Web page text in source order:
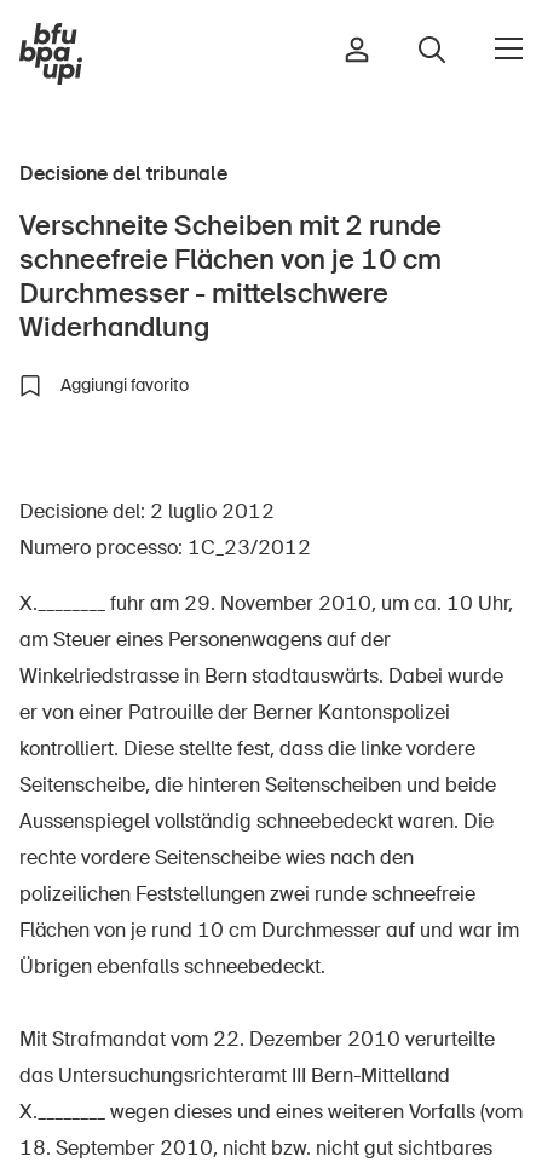
Sport e attività fisica
Edifici e impianti
UPI – chi siamo
Politica
Sinus Plus
Campagne
Corsi ed eventi
Approfondimenti giuridici
Decisione del tribunale
Verschneite Scheiben mit 2 runde
schneefreie Flächen von je 10 cm
Durchmesser - mittelschwere
Widerhandlung
Aggiungi favorito
Decisione del: 2 luglio 2012
Numero processo: 1C_23/2012
X.________ fuhr am 29. November 2010, um ca. 10 Uhr,
am Steuer eines Personenwagens auf der
Winkelriedstrasse in Bern stadtauswärts. Dabei wurde
er von einer Patrouille der Berner Kantonspolizei
kontrolliert. Diese stellte fest, dass die linke vordere
Seitenscheibe, die hinteren Seitenscheiben und beide
Aussenspiegel vollständig schneebedeckt waren. Die
rechte vordere Seitenscheibe wies nach den
polizeilichen Feststellungen zwei runde schneefreie
Flächen von je rund 10 cm Durchmesser auf und war im
Übrigen ebenfalls schneebedeckt.
Mit Strafmandat vom 22. Dezember 2010 verurteilte
das Untersuchungsrichteramt III Bern-Mittelland
X.________ wegen dieses und eines weiteren Vorfalls (vom
18. September 2010, nicht bzw. nicht gut sichtbares